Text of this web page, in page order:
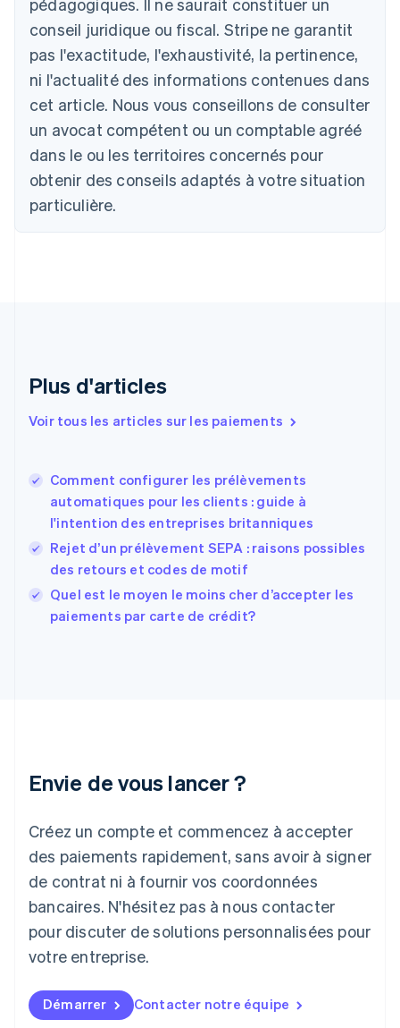
pédagogiques. Il ne saurait constituer un
conseil juridique ou fiscal. Stripe ne garantit
pas l'exactitude, l'exhaustivité, la pertinence,
ni l'actualité des informations contenues dans
cet article. Nous vous conseillons de consulter
un avocat compétent ou un comptable agréé
dans le ou les territoires concernés pour
obtenir des conseils adaptés à votre situation
particulière.
Plus d'articles
Voir tous les articles sur les paiements
Comment configurer les prélèvements
automatiques pour les clients : guide à
l'intention des entreprises britanniques
Rejet d’un prélèvement SEPA : raisons possibles
des retours et codes de motif
Quel est le moyen le moins cher d’accepter les
paiements par carte de crédit?
Envie de vous lancer ?
Créez un compte et commencez à accepter
des paiements rapidement, sans avoir à signer
de contrat ni à fournir vos coordonnées
bancaires. N'hésitez pas à nous contacter
pour discuter de solutions personnalisées pour
votre entreprise.
Démarrer Contacter notre équipe
Australie
English
Autriche
DeutschEnglish
Belgique
NederlandsFrançaisDeutschEnglish
Português English
Bulgarie
English
Canada
EnglishFrançais
English
Émirats arabes unis
Estonie
États-Unis
EnglishEspañol 简体中文
Finlande
English Svenska
FrançaisEnglish
Gibraltar
English
Italie
Japon
日本語
Lettonie
English
Liechtenstein
DeutschEnglish
English
FrançaisDeutschEnglish
Malaisie